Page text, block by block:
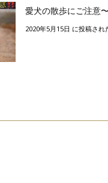
愛犬の散歩にご注意
2020年5月15日 に投稿され